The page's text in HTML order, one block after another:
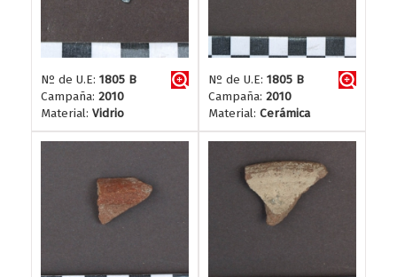
Nº de U.E: 1805 B
Campaña: 2010
Material: Vidrio
Nº de U.E: 1805 B
Campaña: 2010
Material: Cerámica